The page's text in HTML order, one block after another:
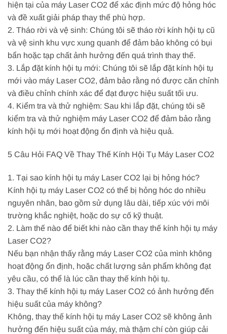
hiện tại của máy Laser CO2 để xác định mức độ hỏng hóc
và đề xuất giải pháp thay thế phù hợp.
2. Tháo rời và vệ sinh: Chúng tôi sẽ tháo rời kính hội tụ cũ
và vệ sinh khu vực xung quanh để đảm bảo không có bụi
bẩn hoặc tạp chất ảnh hưởng đến quá trình thay thế.
3. Lắp đặt kính hội tụ mới: Chúng tôi sẽ lắp đặt kính hội tụ
mới vào máy Laser CO2, đảm bảo rằng nó được căn chỉnh
và điều chỉnh chính xác để đạt được hiệu suất tối ưu.
4. Kiểm tra và thử nghiệm: Sau khi lắp đặt, chúng tôi sẽ
kiểm tra và thử nghiệm máy Laser CO2 để đảm bảo rằng
kính hội tụ mới hoạt động ổn định và hiệu quả.
5 Câu Hỏi FAQ Về Thay Thế Kính Hội Tụ Máy Laser CO2
1. Tại sao kính hội tụ máy Laser CO2 lại bị hỏng hóc?
Kính hội tụ máy Laser CO2 có thể bị hỏng hóc do nhiều
nguyên nhân, bao gồm sử dụng lâu dài, tiếp xúc với môi
trường khắc nghiệt, hoặc do sự cố kỹ thuật.
2. Làm thế nào để biết khi nào cần thay thế kính hội tụ máy
Laser CO2?
Nếu bạn nhận thấy rằng máy Laser CO2 của mình không
hoạt động ổn định, hoặc chất lượng sản phẩm không đạt
yêu cầu, có thể là lúc cần thay thế kính hội tụ.
3. Thay thế kính hội tụ máy Laser CO2 có ảnh hưởng đến
hiệu suất của máy không?
Không, thay thế kính hội tụ máy Laser CO2 sẽ không ảnh
hưởng đến hiệu suất của máy, mà thậm chí còn giúp cải